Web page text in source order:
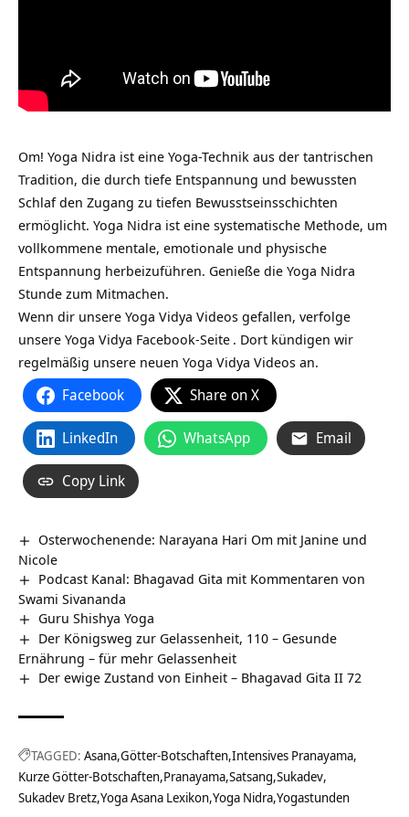
Om! Yoga Nidra ist eine Yoga-Technik aus der tantrischen
Tradition, die durch tiefe Entspannung und bewussten
Schlaf den Zugang zu tiefen Bewusstseinsschichten
ermöglicht. Yoga Nidra ist eine systematische Methode, um
vollkommene mentale, emotionale und physische
Entspannung herbeizuführen. Genieße die Yoga Nidra
Stunde zum Mitmachen.
Wenn dir unsere Yoga Vidya Videos gefallen, verfolge
unsere Yoga Vidya Facebook-Seite . Dort kündigen wir
regelmäßig unsere neuen Yoga Vidya Videos an.
Facebook Share on X
LinkedIn WhatsApp Email
Copy Link
Osterwochenende: Narayana Hari Om mit Janine und
Nicole
Podcast Kanal: Bhagavad Gita mit Kommentaren von
Swami Sivananda
Guru Shishya Yoga
Der Königsweg zur Gelassenheit, 110 – Gesunde
Ernährung – für mehr Gelassenheit
Der ewige Zustand von Einheit – Bhagavad Gita II 72
TAGGED: Asana Götter-Botschaften Intensives Pranayama
Kurze Götter-Botschaften Pranayama Satsang Sukadev
Sukadev Bretz Yoga Asana Lexikon Yoga Nidra Yogastunden